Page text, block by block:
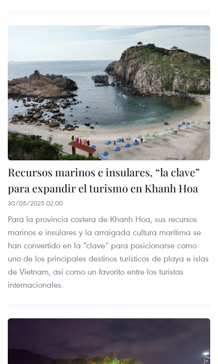
Recursos marinos e insulares, “la clave”
para expandir el turismo en Khanh Hoa
30/05/2025 02:00
Para la provincia costera de Khanh Hoa, sus recursos
marinos e insulares y la arraigada cultura marítima se
han convertido en la “clave” para posicionarse como
uno de los principales destinos turísticos de playa e islas
de Vietnam, así como un favorito entre los turistas
internacionales.